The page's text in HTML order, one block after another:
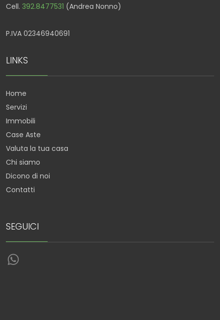
Cell. 392.8477531 (Andrea Nonno)
P.IVA 02346940691
LINKS
Home
Servizi
Immobili
Case Aste
Valuta la tua casa
Chi siamo
Dicono di noi
Contatti
SEGUICI